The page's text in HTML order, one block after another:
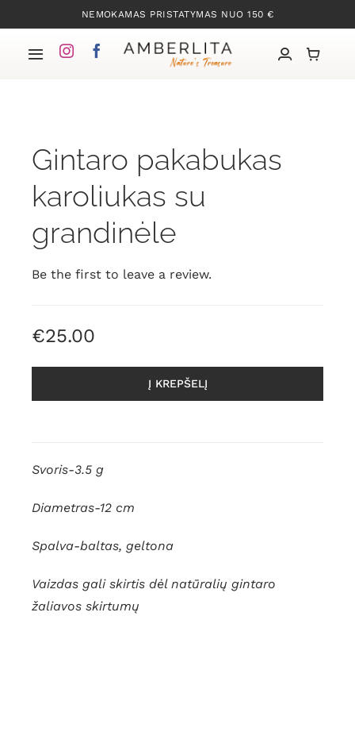
to
content
NEMOKAMAS PRISTATYMAS NUO 150 €
Toggle
Mūsų kolekcijos
Apie Gintarą
Mūsų istorija
Gintaro pakabukas
karoliukas su
grandinėle
Be the first to leave a review.
€25.00
Į KREPŠELĮ
Svoris-3.5 g
Diametras-12 cm
Spalva-baltas, geltona
Vaizdas gali skirtis dėl natūralių gintaro
žaliavos skirtumų